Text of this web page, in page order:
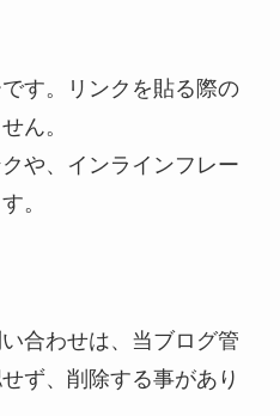
す。リンクを貼る際の
ん。
や、インラインフレー
。
合わせは、当ブログ管
ず、削除する事があり